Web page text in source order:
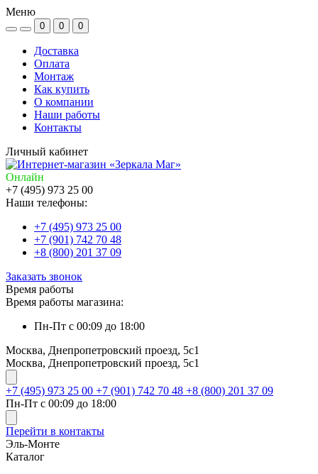
Меню
0 0 0
Доставка
Оплата
Монтаж
Как купить
О компании
Наши работы
Контакты
Личный кабинет
Онлайн
+7 (495) 973 25 00
Наши телефоны:
+7 (495) 973 25 00
+7 (901) 742 70 48
+8 (800) 201 37 09
Заказать звонок
Время работы
Время работы магазина:
Пн-Пт с 00:09 до 18:00
Москва, Днепропетровский проезд, 5с1
Москва, Днепропетровский проезд, 5с1
+7 (495) 973 25 00 +7 (901) 742 70 48 +8 (800) 201 37 09
Пн-Пт с 00:09 до 18:00
Перейти в контакты
Эль-Монте
Каталог